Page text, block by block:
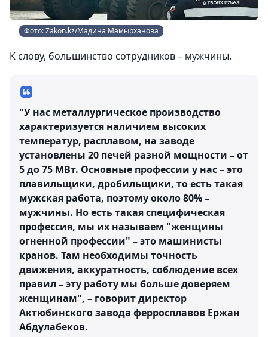
Фото: Zakon.kz/Мадина Мамырханова
К слову, большинство сотрудников – мужчины.
"У нас металлургическое производство
характеризуется наличием высоких
температур, расплавом, на заводе
установлены 20 печей разной мощности – от
5 до 75 МВт. Основные профессии у нас – это
плавильщики, дробильщики, то есть такая
мужская работа, поэтому около 80% –
мужчины. Но есть такая специфическая
профессия, мы их называем "женщины
огненной профессии" – это машинисты
кранов. Там необходимы точность
движения, аккуратность, соблюдение всех
правил – эту работу мы больше доверяем
женщинам", – говорит директор
Актюбинского завода ферросплавов Ержан
Абдулабеков.